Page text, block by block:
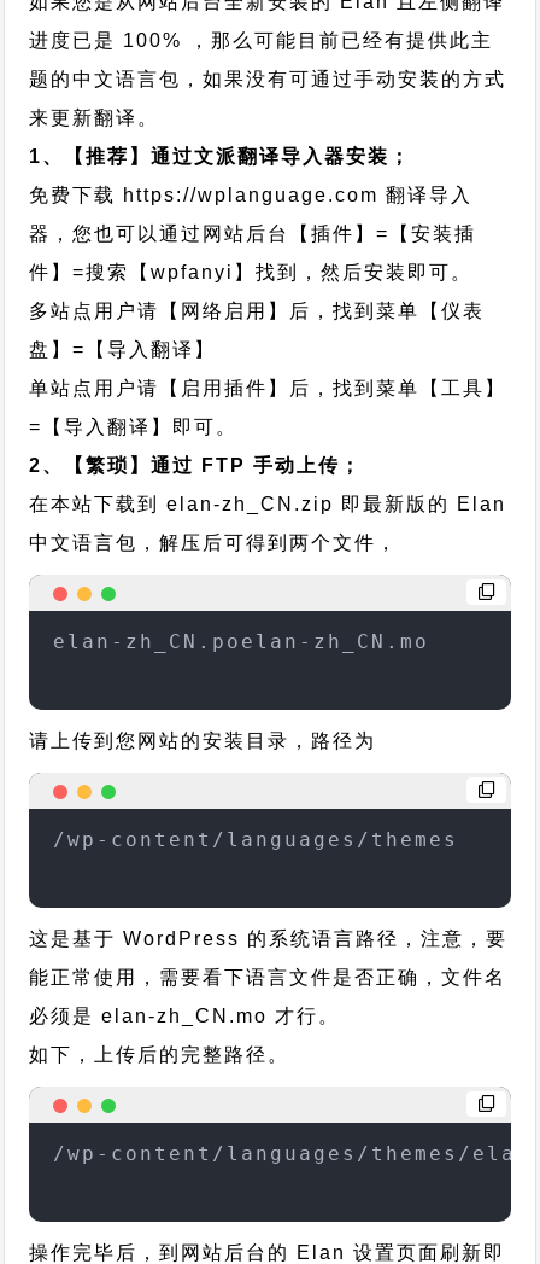
进度已是 100% ，那么可能目前已经有提供此主
题的中文语言包，如果没有可通过手动安装的方式
来更新翻译。
1、【推荐】通过文派翻译导入器安装；
免费下载 https://wplanguage.com 翻译导入
器，您也可以通过网站后台【插件】=【安装插
件】=搜索【wpfanyi】找到，然后安装即可。
多站点用户请【网络启用】后，找到菜单【仪表
盘】=【导入翻译】
单站点用户请【启用插件】后，找到菜单【工具】
=【导入翻译】即可。
2、【繁琐】通过 FTP 手动上传；
在本站下载到elan-zh_CN.zip 即最新版的 Elan
中文语言包，解压后可得到两个文件，
elan-zh_CN.poelan-zh_CN.mo
请上传到您网站的安装目录，路径为
/wp-content/languages/themes
这是基于 WordPress 的系统语言路径，注意，要
能正常使用，需要看下语言文件是否正确，文件名
必须是 elan-zh_CN.mo 才行。
如下，上传后的完整路径。
/wp-content/languages/themes/elan-
操作完毕后，到网站后台的 Elan 设置页面刷新即